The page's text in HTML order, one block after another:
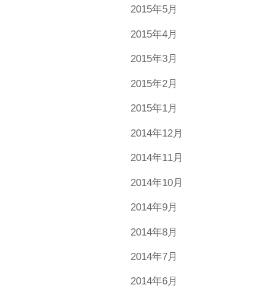
2015年5月
2015年4月
2015年3月
2015年2月
2015年1月
2014年12月
2014年11月
2014年10月
2014年9月
2014年8月
2014年7月
2014年6月